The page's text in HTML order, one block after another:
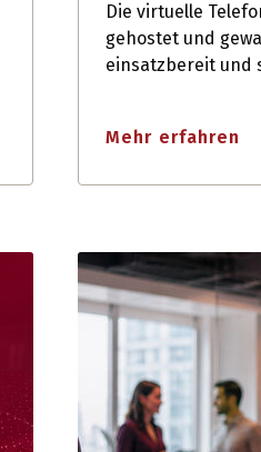
Die virtuelle
gehostet und
einsatzbereit und
Mehr erfahren